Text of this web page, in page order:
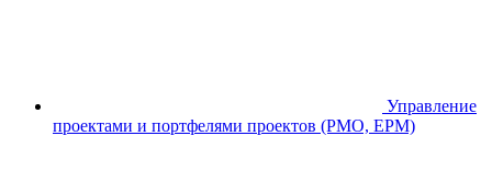
Управление
проектами и портфелями проектов (PMO, EPM)